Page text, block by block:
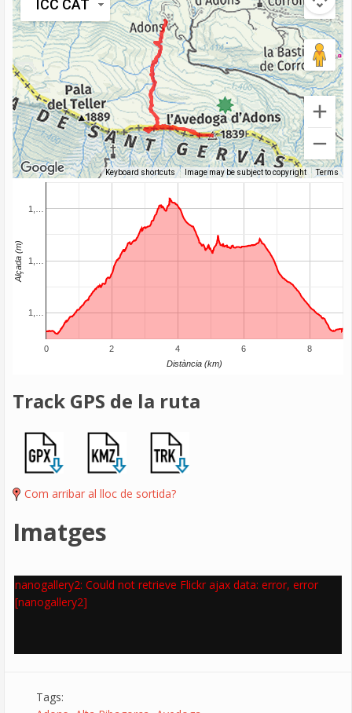
ICC CAT
Keyboard shortcuts Image may be subject to copyright Terms
0 2 4 6 8
1,…
1,…
1,…
Distància (km)
Alçada (m)
Track GPS de la ruta
Com arribar al lloc de sortida?
Imatges
nanogallery2: Could not retrieve Flickr ajax data: error, error
[nanogallery2]
Tags: